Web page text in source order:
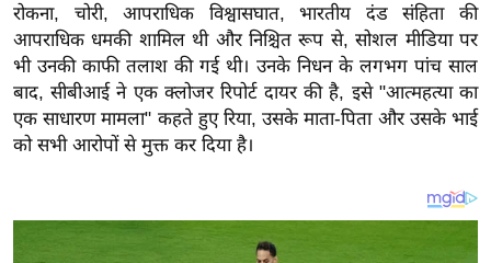
ट
खे
ल
क्रि
के
रोकना, चोरी, आपराधिक विश्वासघात, भारतीय दंड संहिता की
आपराधिक धमकी शामिल थी और निश्चित रूप से, सोशल मीडिया पर
भी उनकी काफी तलाश की गई थी। उनके निधन के लगभग पांच साल
बाद, सीबीआई ने एक क्लोजर रिपोर्ट दायर की है, इसे "आत्महत्या का
एक साधारण मामला" कहते हुए रिया, उसके माता-पिता और उसके भाई
को सभी आरोपों से मुक्त कर दिया है।